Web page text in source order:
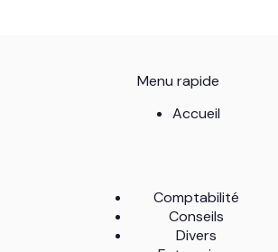
Menu rapide
Accueil
Comptabilité
Conseils
Divers